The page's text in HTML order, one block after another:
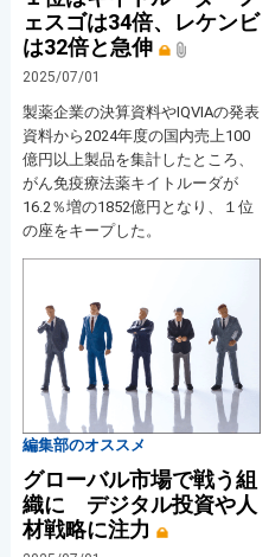
ェスゴは34倍、レケンビ
は32倍と急伸
2025/07/01
製薬企業の決算資料やIQVIAの発表
資料から2024年度の国内売上100
億円以上製品を集計したところ、
がん免疫療法薬キイトルーダが
16.2％増の1852億円となり、１位
の座をキープした。
編集部のオススメ
グローバル市場で戦う組
織に デジタル投資や人
材戦略に注力